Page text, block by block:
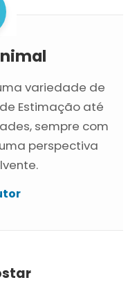
variedade de
Estimação até
sempre com
perspectiva